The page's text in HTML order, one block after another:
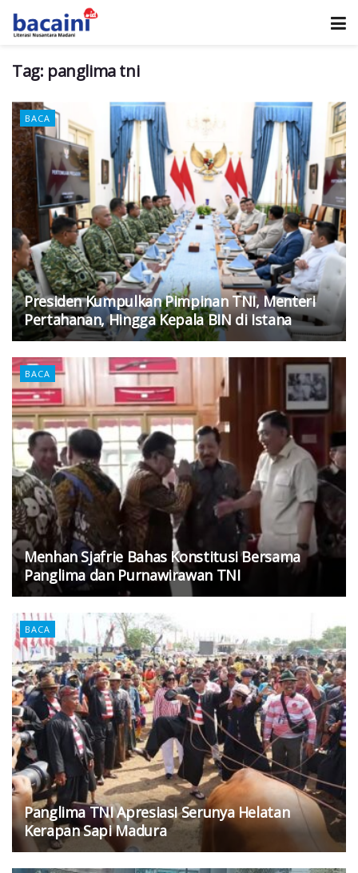
Tag: panglima tni
BACA
Presiden Kumpulkan Pimpinan TNI, Menteri
Pertahanan, Hingga Kepala BIN di Istana
BACA
Menhan Sjafrie Bahas Konstitusi Bersama
Panglima dan Purnawirawan TNI
BACA
Panglima TNI Apresiasi Serunya Helatan
Kerapan Sapi Madura